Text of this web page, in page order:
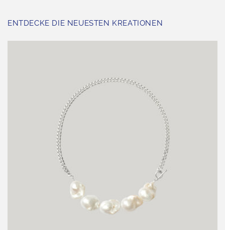
ENTDECKE DIE NEUESTEN KREATIONEN